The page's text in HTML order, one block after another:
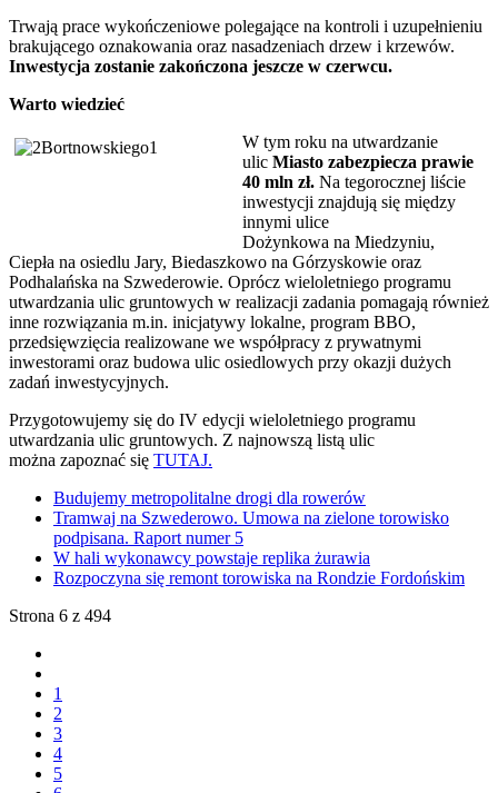
Trwają prace wykończeniowe polegające na kontroli i uzupełnieniu
brakującego oznakowania oraz nasadzeniach drzew i krzewów.
Inwestycja zostanie zakończona jeszcze w czerwcu.
Warto wiedzieć
W tym roku na utwardzanie
ulic Miasto zabezpiecza prawie
40 mln zł. Na tegorocznej liście
inwestycji znajdują się między
innymi ulice
Dożynkowa na Miedzyniu,
Ciepła na osiedlu Jary, Biedaszkowo na Górzyskowie oraz
Podhalańska na Szwederowie. Oprócz wieloletniego programu
utwardzania ulic gruntowych w realizacji zadania pomagają również
inne rozwiązania m.in. inicjatywy lokalne, program BBO,
przedsięwzięcia realizowane we współpracy z prywatnymi
inwestorami oraz budowa ulic osiedlowych przy okazji dużych
zadań inwestycyjnych.
Przygotowujemy się do IV edycji wieloletniego programu
utwardzania ulic gruntowych. Z najnowszą listą ulic
można zapoznać się TUTAJ.
Budujemy metropolitalne drogi dla rowerów
Tramwaj na Szwederowo. Umowa na zielone torowisko
podpisana. Raport numer 5
W hali wykonawcy powstaje replika żurawia
Rozpoczyna się remont torowiska na Rondzie Fordońskim
Strona 6 z 494
1
2
3
4
5